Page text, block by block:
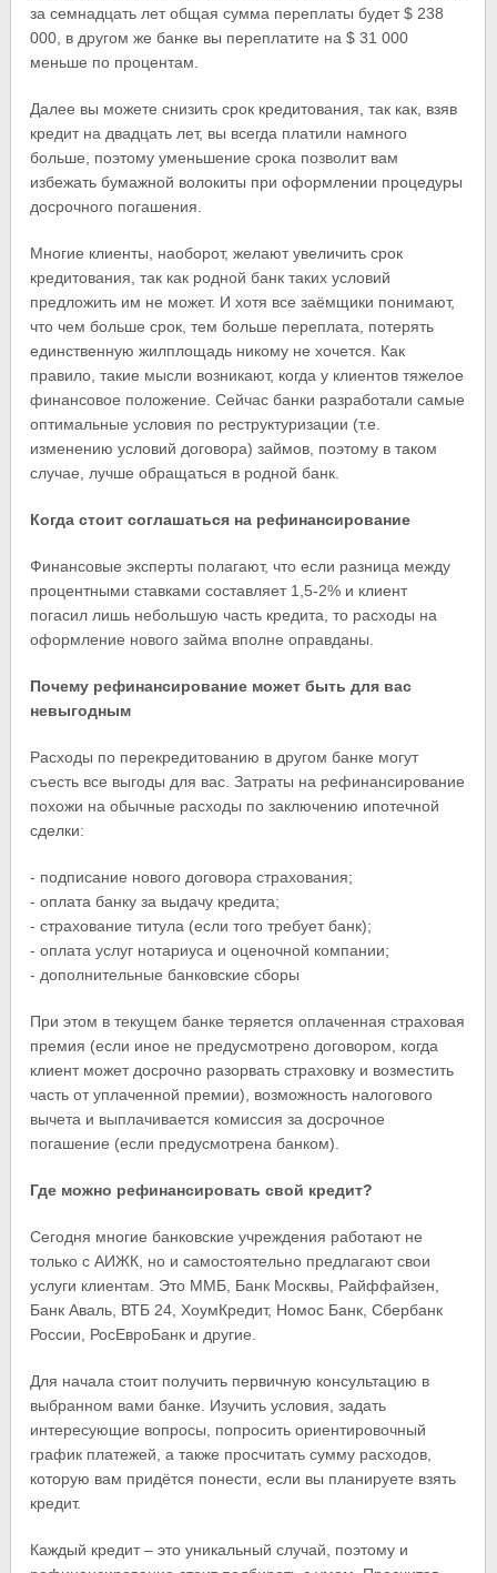
за семнадцать лет общая сумма переплаты будет $ 238
000, в другом же банке вы переплатите на $ 31 000
меньше по процентам.
Далее вы можете снизить срок кредитования, так как, взяв
кредит на двадцать лет, вы всегда платили намного
больше, поэтому уменьшение срока позволит вам
избежать бумажной волокиты при оформлении процедуры
досрочного погашения.
Многие клиенты, наоборот, желают увеличить срок
кредитования, так как родной банк таких условий
предложить им не может. И хотя все заёмщики понимают,
что чем больше срок, тем больше переплата, потерять
единственную жилплощадь никому не хочется. Как
правило, такие мысли возникают, когда у клиентов тяжелое
финансовое положение. Сейчас банки разработали самые
оптимальные условия по реструктуризации (т.е.
изменению условий договора) займов, поэтому в таком
случае, лучше обращаться в родной банк.
Когда стоит соглашаться на рефинансирование
Финансовые эксперты полагают, что если разница между
процентными ставками составляет 1,5-2% и клиент
погасил лишь небольшую часть кредита, то расходы на
оформление нового займа вполне оправданы.
Почему рефинансирование может быть для вас
невыгодным
Расходы по перекредитованию в другом банке могут
съесть все выгоды для вас. Затраты на рефинансирование
похожи на обычные расходы по заключению ипотечной
сделки:
- подписание нового договора страхования;
- оплата банку за выдачу кредита;
- страхование титула (если того требует банк);
- оплата услуг нотариуса и оценочной компании;
- дополнительные банковские сборы
При этом в текущем банке теряется оплаченная страховая
премия (если иное не предусмотрено договором, когда
клиент может досрочно разорвать страховку и возместить
часть от уплаченной премии), возможность налогового
вычета и выплачивается комиссия за досрочное
погашение (если предусмотрена банком).
Где можно рефинансировать свой кредит?
Сегодня многие банковские учреждения работают не
только с АИЖК, но и самостоятельно предлагают свои
услуги клиентам. Это ММБ, Банк Москвы, Райффайзен,
Банк Аваль, ВТБ 24, ХоумКредит, Номос Банк, Сбербанк
России, РосЕвроБанк и другие.
Для начала стоит получить первичную консультацию в
выбранном вами банке. Изучить условия, задать
интересующие вопросы, попросить ориентировочный
график платежей, а также просчитать сумму расходов,
которую вам придётся понести, если вы планируете взять
кредит.
Каждый кредит – это уникальный случай, поэтому и